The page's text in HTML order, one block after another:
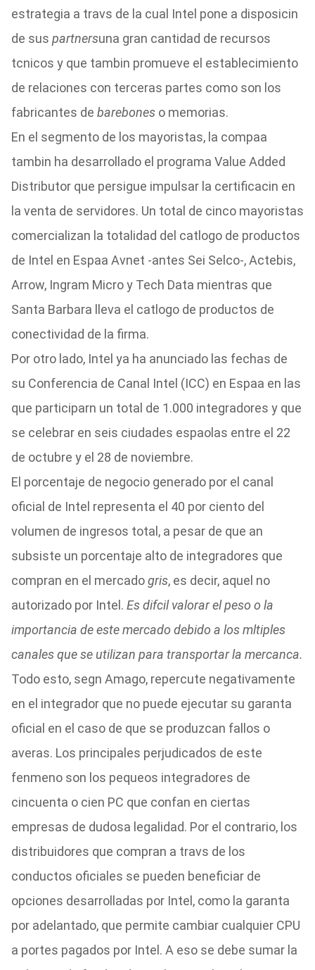
estrategia a travs de la cual Intel pone a disposicin
de sus partnersuna gran cantidad de recursos
tcnicos y que tambin promueve el establecimiento
de relaciones con terceras partes como son los
fabricantes de bareboneso memorias.
En el segmento de los mayoristas, la compaa
tambin ha desarrollado el programa Value Added
Distributor que persigue impulsar la certificacin en
la venta de servidores. Un total de cinco mayoristas
comercializan la totalidad del catlogo de productos
de Intel en Espaa Avnet -antes Sei Selco-, Actebis,
Arrow, Ingram Micro y Tech Data mientras que
Santa Barbara lleva el catlogo de productos de
conectividad de la firma.
Por otro lado, Intel ya ha anunciado las fechas de
su Conferencia de Canal Intel (ICC) en Espaa en las
que participarn un total de 1.000 integradores y que
se celebrar en seis ciudades espaolas entre el 22
de octubre y el 28 de noviembre.
El porcentaje de negocio generado por el canal
oficial de Intel representa el 40 por ciento del
volumen de ingresos total, a pesar de que an
subsiste un porcentaje alto de integradores que
compran en el mercadogris, es decir, aquel no
autorizado por Intel. Es difcil valorar el peso o la
importancia de este mercado debido a los mltiples
canales que se utilizan para transportar la mercanca.
Todo esto, segn Amago, repercute negativamente
en el integrador que no puede ejecutar su garanta
oficial en el caso de que se produzcan fallos o
averas. Los principales perjudicados de este
fenmeno son los pequeos integradores de
cincuenta o cien PC que confan en ciertas
empresas de dudosa legalidad. Por el contrario, los
distribuidores que compran a travs de los
conductos oficiales se pueden beneficiar de
opciones desarrolladas por Intel, como la garanta
por adelantado, que permite cambiar cualquier CPU
a portes pagados por Intel. A eso se debe sumar la